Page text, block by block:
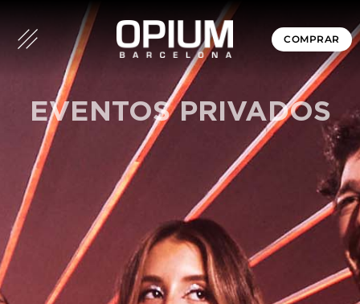
COMPRAR
EVENTOS PRIVADOS